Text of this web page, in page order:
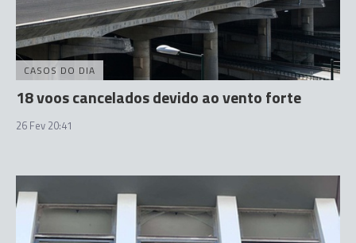
CASOS DO DIA
18 voos cancelados devido ao vento forte
26 Fev 20:41